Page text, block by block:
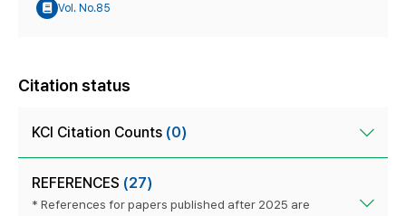
Vol. No.85
Citation status
KCI Citation Counts (0)
REFERENCES (27)
* References for papers published after 2025 are